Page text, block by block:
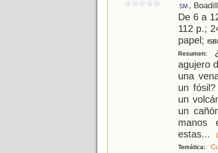
SM ,
De 6 a
112 p.;
papel;
Resumen:
agujero
una
un
un
un
manos
estas...
Temática: